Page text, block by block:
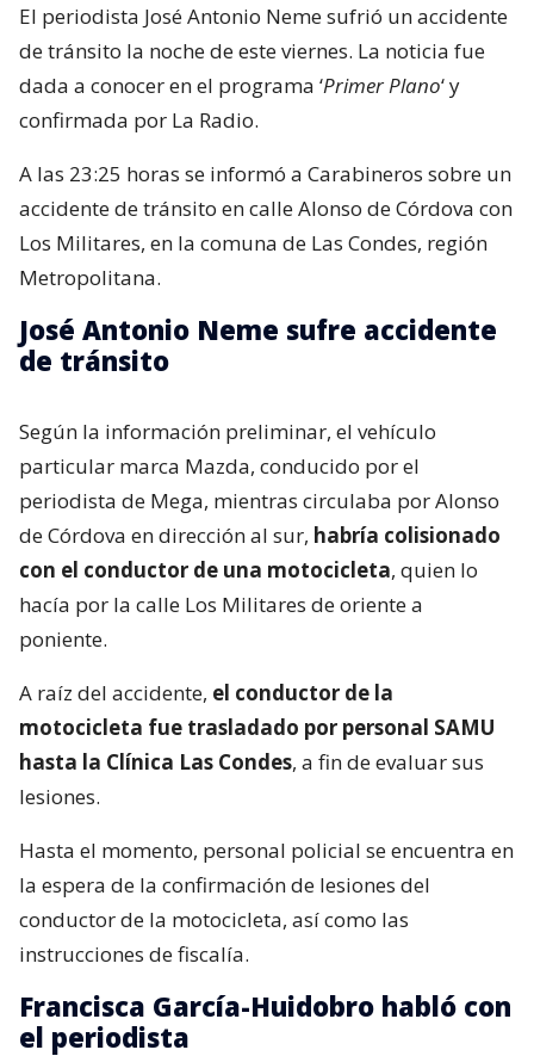
El periodista José Antonio Neme sufrió un accidente
de tránsito la noche de este viernes. La noticia fue
dada a conocer en el programa ‘Primer Plano‘ y
confirmada por La Radio.
A las 23:25 horas se informó a Carabineros sobre un
accidente de tránsito en calle Alonso de Córdova con
Los Militares, en la comuna de Las Condes, región
Metropolitana.
José Antonio Neme sufre accidente
de tránsito
Según la información preliminar, el vehículo
particular marca Mazda, conducido por el
periodista de Mega, mientras circulaba por Alonso
de Córdova en dirección al sur, habría colisionado
con el conductor de una motocicleta, quien lo
hacía por la calle Los Militares de oriente a
poniente.
A raíz del accidente, el conductor de la
motocicleta fue trasladado por personal SAMU
hasta la Clínica Las Condes, a fin de evaluar sus
lesiones.
Hasta el momento, personal policial se encuentra en
la espera de la confirmación de lesiones del
conductor de la motocicleta, así como las
instrucciones de fiscalía.
Francisca García-Huidobro habló con
el periodista